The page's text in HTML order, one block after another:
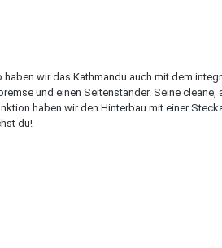
wir das Kathmandu auch mit dem
und einen Seitenständer. Seine
haben wir den Hinterbau mit einer
du!